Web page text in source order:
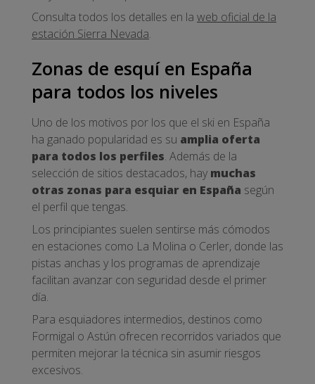
Consulta todos los detalles en la web oficial de la
estación Sierra Nevada.
Zonas de esquí en España
para todos los niveles
Uno de los motivos por los que el ski en España
ha ganado popularidad es su amplia oferta
para todos los perfiles. Además de la
selección de sitios destacados, hay muchas
otras zonas para esquiar en España según
el perfil que tengas.
Los principiantes suelen sentirse más cómodos
en estaciones como La Molina o Cerler, donde las
pistas anchas y los programas de aprendizaje
facilitan avanzar con seguridad desde el primer
día.
Para esquiadores intermedios, destinos como
Formigal o Astún ofrecen recorridos variados que
permiten mejorar la técnica sin asumir riesgos
excesivos.